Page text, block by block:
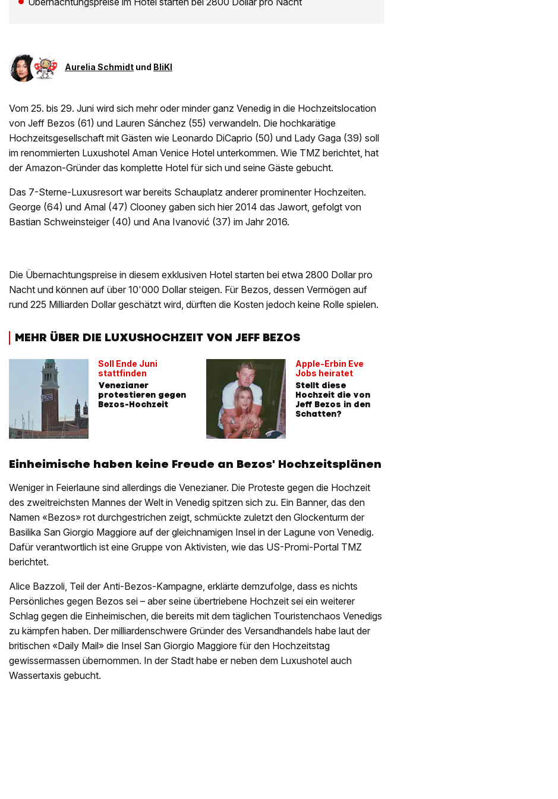
Aurelia Schmidt und BliKI
Vom 25. bis 29. Juni wird sich mehr oder minder ganz Venedig in die Hochzeitslocation
von Jeff Bezos (61) und Lauren Sánchez (55) verwandeln. Die hochkarätige
Hochzeitsgesellschaft mit Gästen wie Leonardo DiCaprio (50) und Lady Gaga (39) soll
im renommierten Luxushotel Aman Venice Hotel unterkommen. Wie TMZ berichtet, hat
der Amazon-Gründer das komplette Hotel für sich und seine Gäste gebucht.
Das 7-Sterne-Luxusresort war bereits Schauplatz anderer prominenter Hochzeiten.
George (64) und Amal (47) Clooney gaben sich hier 2014 das Jawort, gefolgt von
Bastian Schweinsteiger (40) und Ana Ivanović (37) im Jahr 2016.
Die Übernachtungspreise in diesem exklusiven Hotel starten bei etwa 2800 Dollar pro
Nacht und können auf über 10'000 Dollar steigen. Für Bezos, dessen Vermögen auf
rund 225 Milliarden Dollar geschätzt wird, dürften die Kosten jedoch keine Rolle spielen.
MEHR ÜBER DIE LUXUSHOCHZEIT VON JEFF BEZOS
Soll Ende Juni
stattfinden
Venezianer
protestieren gegen
Bezos-Hochzeit
Apple-Erbin Eve
Jobs heiratet
Stellt diese
Hochzeit die von
Jeff Bezos in den
Schatten?
Einheimische haben keine Freude an Bezos' Hochzeitsplänen
Weniger in Feierlaune sind allerdings die Venezianer. Die Proteste gegen die Hochzeit
des zweitreichsten Mannes der Welt in Venedig spitzen sich zu. Ein Banner, das den
Namen «Bezos» rot durchgestrichen zeigt, schmückte zuletzt den Glockenturm der
Basilika San Giorgio Maggiore auf der gleichnamigen Insel in der Lagune von Venedig.
Dafür verantwortlich ist eine Gruppe von Aktivisten, wie das US-Promi-Portal TMZ
berichtet.
Alice Bazzoli, Teil der Anti-Bezos-Kampagne, erklärte demzufolge, dass es nichts
Persönliches gegen Bezos sei – aber seine übertriebene Hochzeit sei ein weiterer
Schlag gegen die Einheimischen, die bereits mit dem täglichen Touristenchaos Venedigs
zu kämpfen haben. Der milliardenschwere Gründer des Versandhandels habe laut der
britischen «Daily Mail» die Insel San Giorgio Maggiore für den Hochzeitstag
gewissermassen übernommen. In der Stadt habe er neben dem Luxushotel auch
Wassertaxis gebucht.